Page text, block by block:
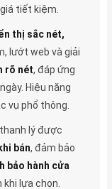
tiết kiệm.
thị sắc nét,
lướt web và giải
rõ nét, đáp ứng
Hiệu năng
vụ phổ thông.
lý được
bán, đảm bảo
bảo hành cửa
lựa chọn.